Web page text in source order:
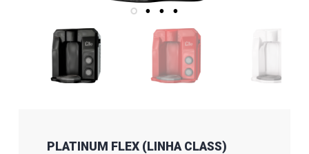
PLATINUM FLEX (LINHA CLASS)